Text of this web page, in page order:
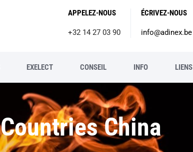
APPELEZ-NOUS
+32 14 27 03 90
ÉCRIVEZ-NOUS
info@adinex.be
EXELECT CONSEIL INFO LIENS
Countries China